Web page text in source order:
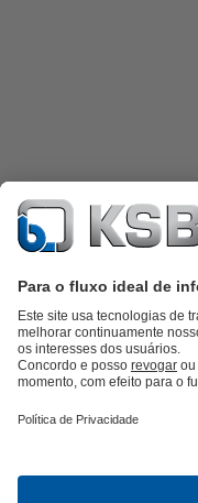
Catálogo de produtosKSB
SupremeServ: assistência
Águas Residuais
KSB Portugal • Venha